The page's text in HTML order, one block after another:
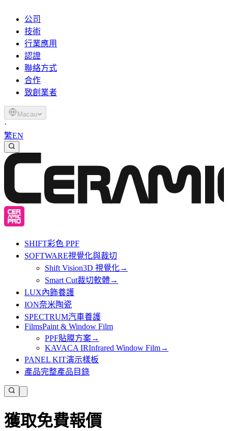
公司
技術
行業應用
認證
聯絡方式
合作
致創業者
Macau
·
繁EN
SHIFT彩色 PPF
SOFTWARE視覺化與裁切
Shift Vision3D 視覺化→
Smart Cut裁切軟體→
LUX內飾養護
ION奈米陶瓷
SPECTRUM汽車養護
FilmsPaint & Window Film
PPF貼膜方案→
KAVACA IRInfrared Window Film→
PANEL KIT演示樣板
產品完整產品目錄
獲取免費報價